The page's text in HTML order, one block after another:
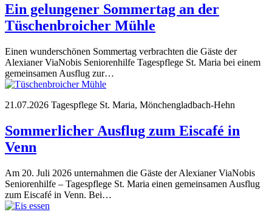
Ein gelungener Sommertag an der
Tüschenbroicher Mühle
Einen wunderschönen Sommertag verbrachten die Gäste der
Alexianer ViaNobis Seniorenhilfe Tagespflege St. Maria bei einem
gemeinsamen Ausflug zur…
21.07.2026 Tagespflege St. Maria, Mönchengladbach-Hehn
Sommerlicher Ausflug zum Eiscafé in
Venn
Am 20. Juli 2026 unternahmen die Gäste der Alexianer ViaNobis
Seniorenhilfe – Tagespflege St. Maria einen gemeinsamen Ausflug
zum Eiscafé in Venn. Bei…